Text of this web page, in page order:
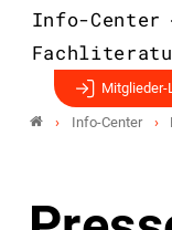
Info-Center
Mitglieder-
Info-Center